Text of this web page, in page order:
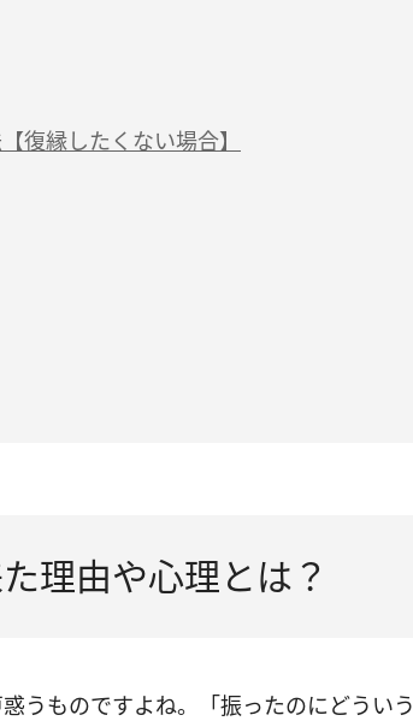
復縁したくない場合】
理由や心理とは？
うものですよね。「振ったのにどういう